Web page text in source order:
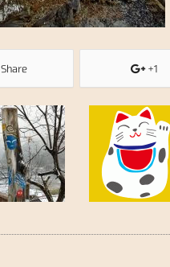
Share +1